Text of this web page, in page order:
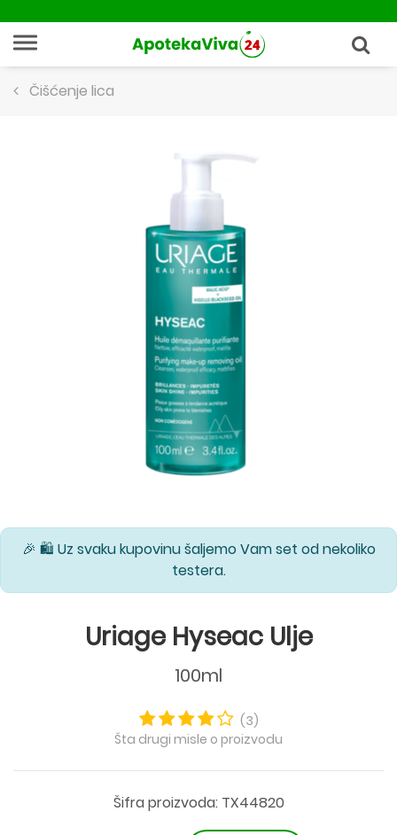
Čišćenje lica
🎉 🛍️ Uz svaku kupovinu šaljemo Vam set od nekoliko
testera.
Uriage Hyseac Ulje
100ml
(3)
Šta drugi misle o proizvodu
Šifra proizvoda: TX44820